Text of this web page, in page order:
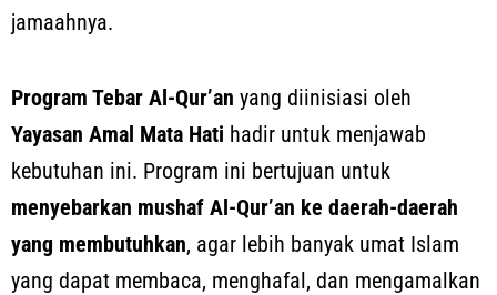
jamaahnya.
Program Tebar Al-Qur’an yang diinisiasi oleh
Yayasan Amal Mata Hati hadir untuk menjawab
kebutuhan ini. Program ini bertujuan untuk
menyebarkan mushaf Al-Qur’an ke daerah-daerah
yang membutuhkan, agar lebih banyak umat Islam
yang dapat membaca, menghafal, dan mengamalkan